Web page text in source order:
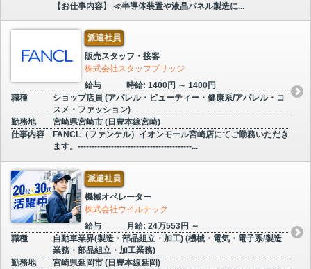
【お仕事内容】 ≪半導体装置や液晶パネル製造に...
派遣社員
販売スタッフ・接客
株式会社スタッフブリッジ
給与
時給: 1400円 ～ 1400円
職種
ショップ店員 (アパレル・ビューティー・健康系/アパレル・コ
スメ・ファッション)
勤務地
宮崎県宮崎市 (日豊本線宮崎)
仕事内容
FANCL（ファンケル）イオンモール宮崎店にてご勤務いただき
ます。-----------------------------------------...
派遣社員
機械オペレーター
株式会社ウイルテック
給与
月給: 24万553円 ～
職種
自動車業界(製造・部品組立・加工) (機械・電気・電子系/製造
業務・部品組立・加工業務)
勤務地
宮崎県延岡市 (日豊本線延岡)